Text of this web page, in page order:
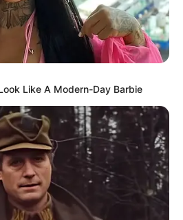
Like A Modern-Day Barbie